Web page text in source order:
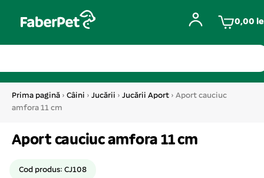
0,00
Prima pagină › Câini › Jucării › Jucării Aport › Aport cauciuc
amfora 11 cm
Aport cauciuc amfora 11 cm
Cod produs: CJ108